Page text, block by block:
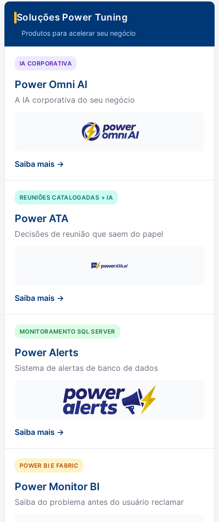
Soluções Power Tuning
Produtos para acelerar seu negócio
IA CORPORATIVA
Power Omni AI
A IA corporativa do seu negócio
Saiba mais →
REUNIÕES CATALOGADAS + IA
Power ATA
Decisões de reunião que saem do papel
Saiba mais →
MONITORAMENTO SQL SERVER
Power Alerts
Sistema de alertas de banco de dados
Saiba mais →
POWER BI E FABRIC
Power Monitor BI
Saiba do problema antes do usuário reclamar